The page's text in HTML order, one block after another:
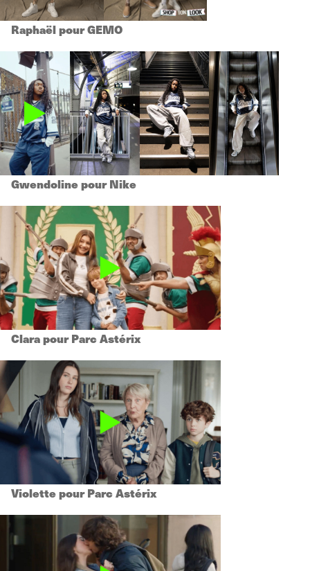
Raphaël pour GEMO
Gwendoline pour Nike
Clara pour Parc Astérix
Violette pour Parc Astérix